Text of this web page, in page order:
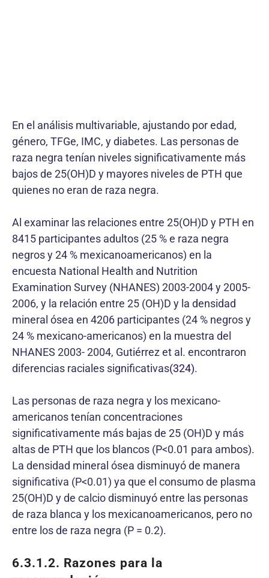
En el análisis multivariable, ajustando por edad,
género, TFGe, IMC, y diabetes. Las personas de
raza negra tenían niveles significativamente más
bajos de 25(OH)D y mayores niveles de PTH que
quienes no eran de raza negra.
Al examinar las relaciones entre 25(OH)D y PTH en
8415 participantes adultos (25 % e raza negra
negros y 24 % mexicanoamericanos) en la
encuesta National Health and Nutrition
Examination Survey (NHANES) 2003-2004 y 2005-
2006, y la relación entre 25 (OH)D y la densidad
mineral ósea en 4206 participantes (24 % negros y
24 % mexicano-americanos) en la muestra del
NHANES 2003- 2004, Gutiérrez et al. encontraron
diferencias raciales significativas(324).
Las personas de raza negra y los mexicano-
americanos tenían concentraciones
significativamente más bajas de 25 (OH)D y más
altas de PTH que los blancos (P<0.01 para ambos).
La densidad mineral ósea disminuyó de manera
significativa (P<0.01) ya que el consumo de plasma
25(OH)D y de calcio disminuyó entre las personas
de raza blanca y los mexicanoamericanos, pero no
entre los de raza negra (P = 0.2).
6.3.1.2. Razones para la